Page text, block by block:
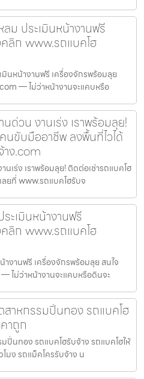
ลม ประเมินหน้างานฟรี
ลิก www.รถแบคโฮ
มินหน้างานฟรี เครื่องจักรพร้อมลุย
— ไม่ว่าหน้างานจะแคบหรือ
ด่วน งานเร่ง เราพร้อมลุย!
นขับมืออาชีพ ลงพื้นที่ไวได้
ง.com
เร่ง เราพร้อมลุย! ติดต่อเช่ารถแบคโฮ
ยที่ www.รถแบคโฮรับจ
ะเมินหน้างานฟรี
ลิก www.รถแบคโฮ
งานฟรี เครื่องจักรพร้อมลุย สนใจ
ไม่ว่าหน้างานจะแคบหรือดินจะ
าหกรรมปิ่นทอง รถแบคโฮ
าถูก
ปิ่นทอง รถแบคโฮรับจ้าง รถแบคโฮให้
มง รถแม็คโครรับจ้าง น